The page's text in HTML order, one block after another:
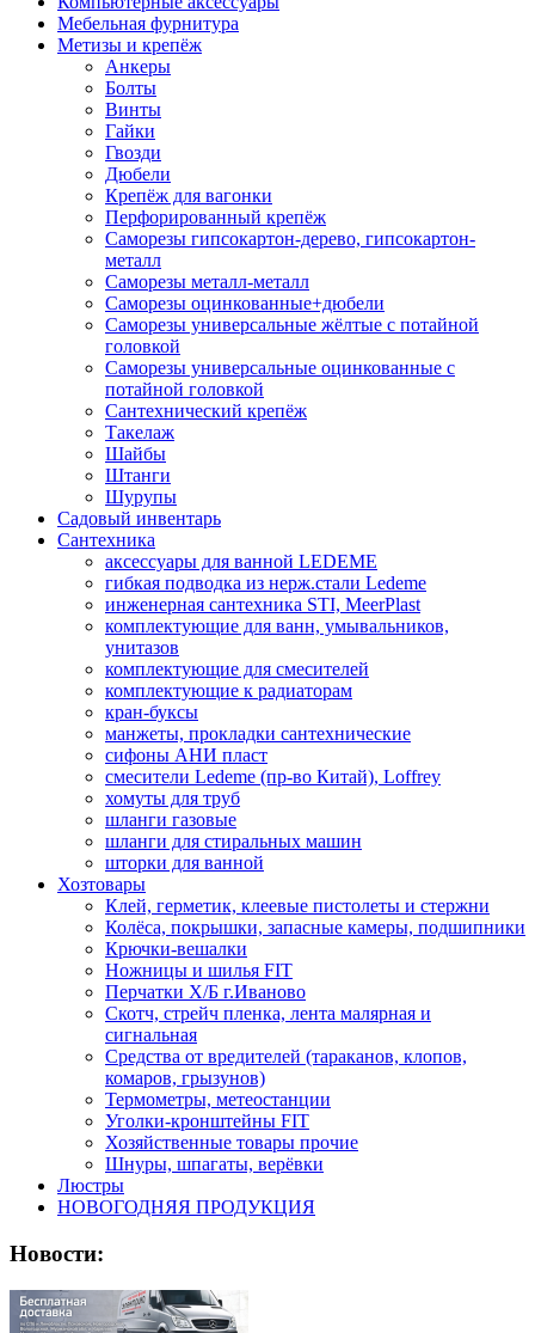
Мебельная фурнитура
Метизы и крепёж
Анкеры
Болты
Винты
Гайки
Гвозди
Дюбели
Крепёж для вагонки
Перфорированный крепёж
Саморезы гипсокартон-дерево, гипсокартон-
металл
Саморезы металл-металл
Саморезы оцинкованные+дюбели
Саморезы универсальные жёлтые с потайной
головкой
Саморезы универсальные оцинкованные с
потайной головкой
Сантехнический крепёж
Такелаж
Шайбы
Штанги
Шурупы
Садовый инвентарь
Сантехника
аксессуары для ванной LEDEME
гибкая подводка из нерж.стали Ledeme
инженерная сантехника STI, MeerPlast
комплектующие для ванн, умывальников,
унитазов
комплектующие для смесителей
комплектующие к радиаторам
кран-буксы
манжеты, прокладки сантехнические
сифоны АНИ пласт
смесители Ledeme (пр-во Китай), Loffrey
хомуты для труб
шланги газовые
шланги для стиральных машин
шторки для ванной
Хозтовары
Клей, герметик, клеевые пистолеты и стержни
Колёса, покрышки, запасные камеры, подшипники
Крючки-вешалки
Ножницы и шилья FIT
Перчатки Х/Б г.Иваново
Скотч, стрейч пленка, лента малярная и
сигнальная
Средства от вредителей (тараканов, клопов,
комаров, грызунов)
Термометры, метеостанции
Уголки-кронштейны FIT
Хозяйственные товары прочие
Шнуры, шпагаты, верёвки
Люстры
НОВОГОДНЯЯ ПРОДУКЦИЯ
Новости: